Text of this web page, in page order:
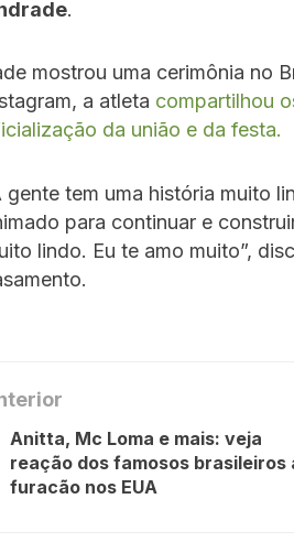
.
mostrou uma cerimônia no
a atleta compartilhou
da união e da festa.
gente tem uma história muito
para continuar e
lindo. Eu te amo muito”,
Anitta, Mc Loma e mais: veja
reação dos famosos brasileiros
furacão nos EUA